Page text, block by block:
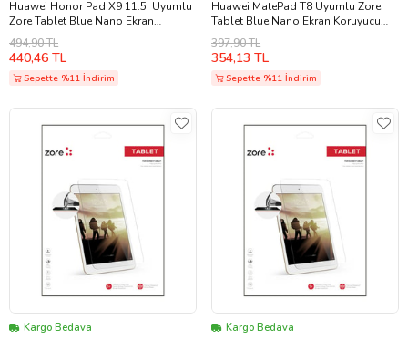
Huawei Honor Pad X9 11.5' Uyumlu
Zore Tablet Blue Nano Ekran
Koruyucu (Renksiz)
494,90 TL
440,46 TL
Sepette %11 İndirim
Huawei MatePad T8 Uyumlu Zore
Tablet Blue Nano Ekran Koruyucu
(Renksiz)
397,90 TL
354,13 TL
Sepette %11 İndirim
Kargo Bedava Kargo Bedava